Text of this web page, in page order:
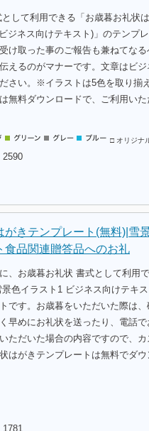
して利用できる「お歳暮お礼状
ジネス向けテキスト)」のテンプ
け取った事のご報告も兼ねてな
えるのがマナーです。文章はビ
さい。※イラストは5色を取り揃
無料ダウンロードで、ご利用いた
□ オリジナ
2590
がきテンプレート(無料)|雪
食品関連贈答品へのお礼
、お歳暮お礼状 書式として利用
色イラスト1 ビジネス向けテキ
です。お歳暮をいただいた際は
早めにお礼状を送ったり、電話
ただいた場合の内容ですので、
はがきテンプレートは無料でダ
1781